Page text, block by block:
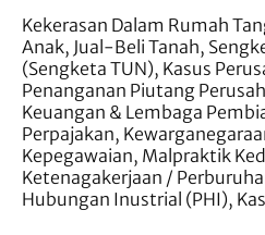
Kekerasan Dalam Rumah
Anak, Jual-Beli Tanah,
(Sengketa TUN), Kasus
Penanganan Piutang
Keuangan & Lembaga
Perpajakan,
Kepegawaian, Malpraktik
Ketenagakerjaan /
Hubungan Inustrial (PHI),